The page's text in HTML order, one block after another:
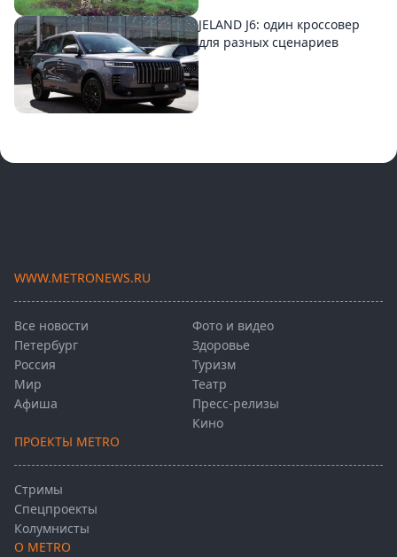
JELAND J6: один кроссовер
для разных сценариев
WWW.METRONEWS.RU
Все новости
Петербург
Россия
Мир
Афиша
Фото и видео
Здоровье
Туризм
Театр
Пресс-релизы
Кино
ПРОЕКТЫ METRO
Стримы
Спецпроекты
Колумнисты
О METRO